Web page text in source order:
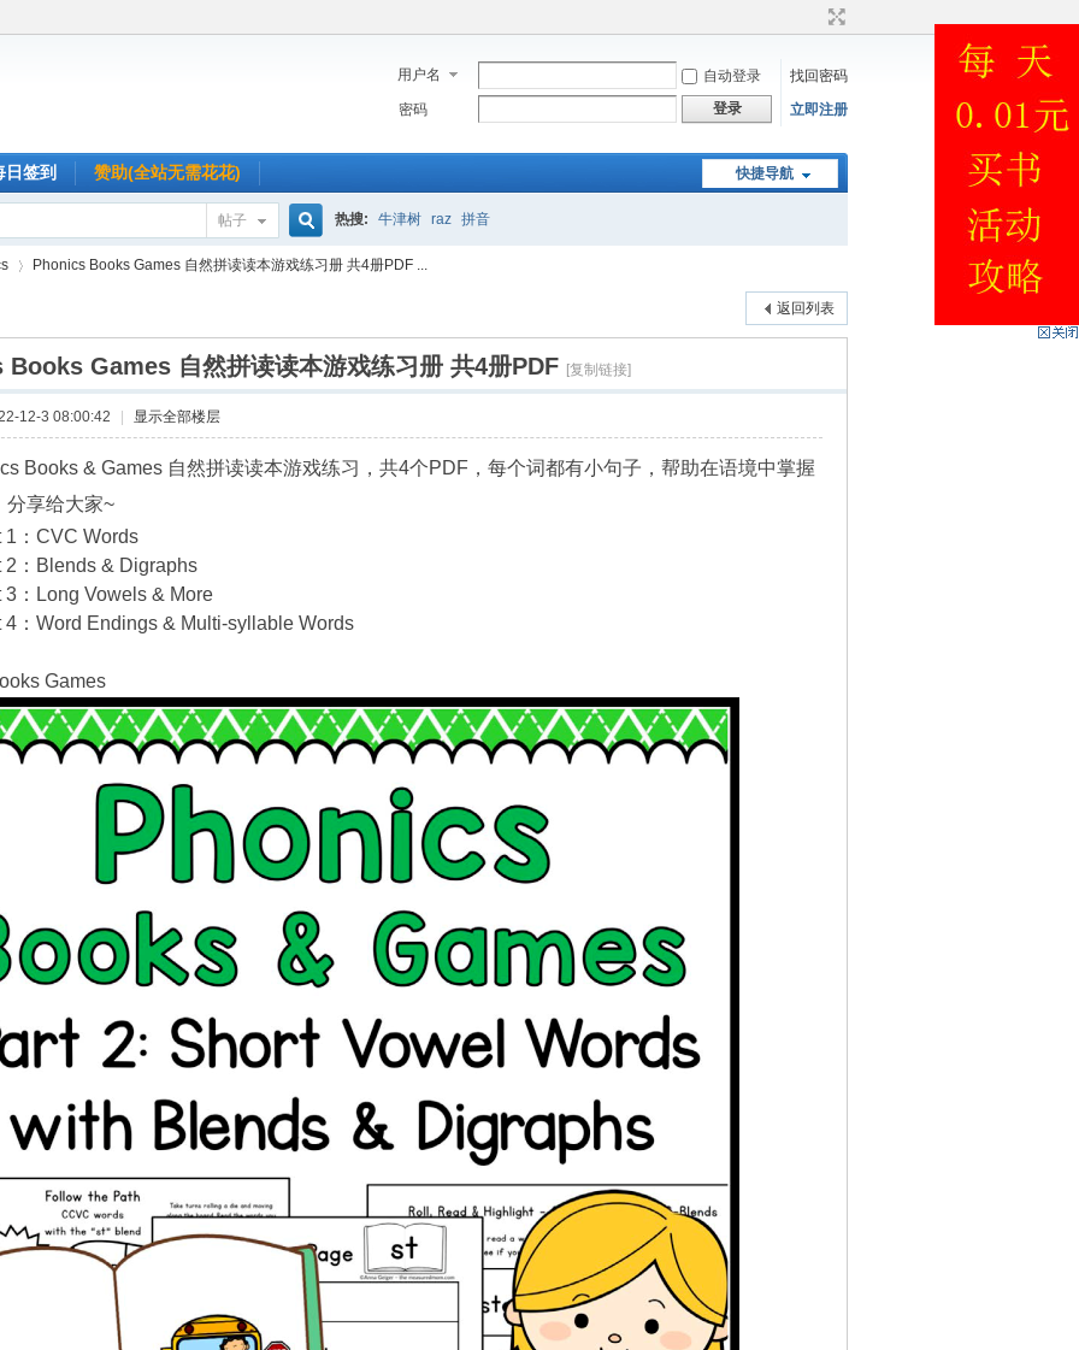
用户名 自动登录
找回密码
密码
登录 立即注册
快捷导航
日签到 赞助(全站无需花花)
帖子
搜
索
热搜: 牛津树 raz 拼音
Phonics Books Games 自然拼读读本游戏练习册 共4册PDF ...
返回列表
Games 自然拼读读本游戏练习册 共4册PDF [复制链接]
12-3 08:00:42 显示全部楼层
Books & Games 自然拼读读本游戏练习，共4个PDF，每个词都有小句子，帮助在语境中掌握
分享给大家~
1：CVC Words
2：Blends & Digraphs
3：Long Vowels & More
4：Word Endings & Multi-syllable Words
Games